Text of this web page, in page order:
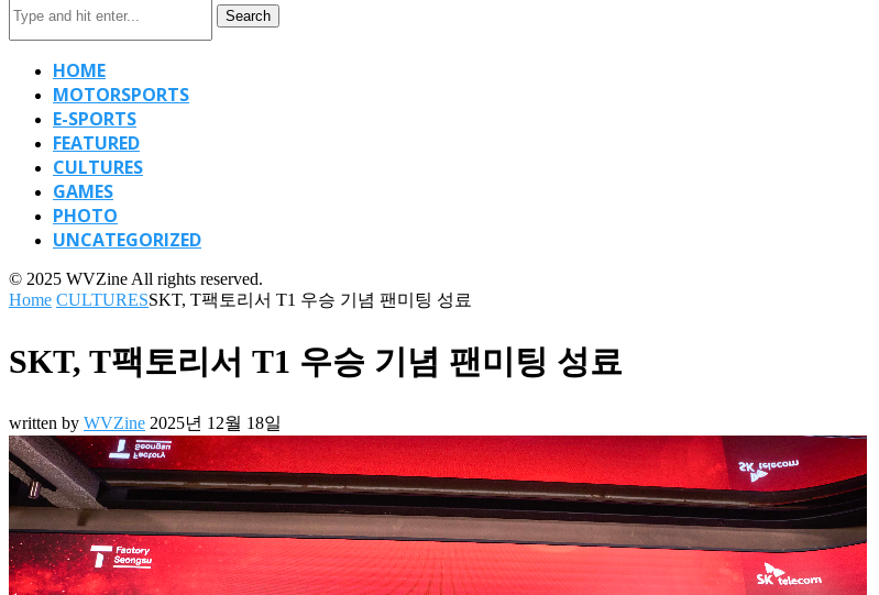
Search
HOME
MOTORSPORTS
E-SPORTS
FEATURED
CULTURES
GAMES
PHOTO
UNCATEGORIZED
© 2025 WVZine All rights reserved.
Home CULTURESSKT, T팩토리서 T1 우승 기념 팬미팅 성료
SKT, T팩토리서 T1 우승 기념 팬미팅 성료
written by WVZine 2025년 12월 18일